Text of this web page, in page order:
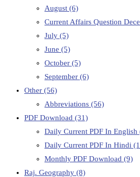
August (6)
Current Affairs Question
July (5)
June (5)
October (5)
September (6)
Other (56)
Abbreviations (56)
PDF Download (31)
Daily Current PDF In English
Daily Current PDF In Hindi
Monthly PDF Download (9)
Raj. Geography (8)